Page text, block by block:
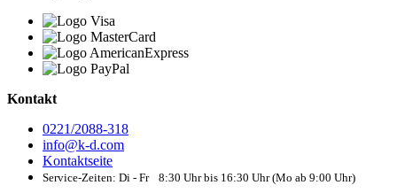
Kontakt
0221/2088-318
info@k-d.com
Kontaktseite
Service-Zeiten: Di - Fr 8:30 Uhr bis 16:30 Uhr (Mo ab 9:00 Uhr)